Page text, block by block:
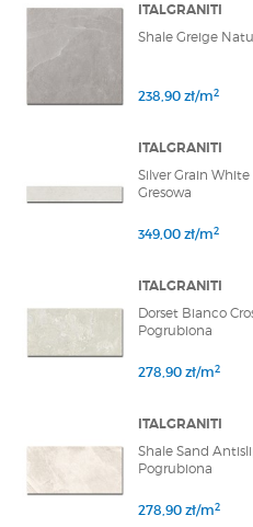
ITALGRANITI
Shale Greige
238,90 zł/m2
ITALGRANITI
Silver Grain White
Gresowa
349,00 zł/m2
ITALGRANITI
Dorset Bianco
Pogrubiona
278,90 zł/m2
ITALGRANITI
Shale Sand
Pogrubiona
278,90 zł/m2